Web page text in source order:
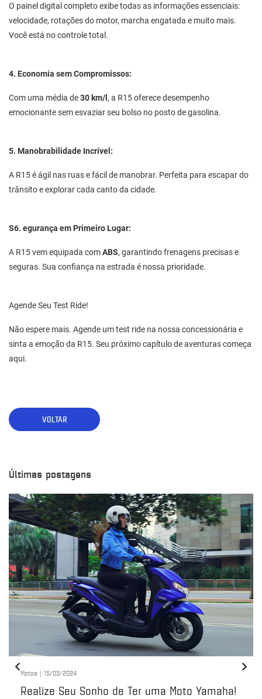
O painel digital completo exibe todas as informações essenciais:
velocidade, rotações do motor, marcha engatada e muito mais.
Você está no controle total.
4. Economia sem Compromissos:
Com uma média de30 km/l , a R15 oferece desempenho
emocionante sem esvaziar seu bolso no posto de gasolina.
5. Manobrabilidade Incrível:
A R15 é ágil nas ruas e fácil de manobrar. Perfeita para escapar do
trânsito e explorar cada canto da cidade.
S6. egurança em Primeiro Lugar:
A R15 vem equipada comABS, garantindo frenagens precisas e
seguras. Sua confiança na estrada é nossa prioridade.
Agende Seu Test Ride!
Não espere mais. Agende um test ride na nossa concessionária e
sinta a emoção da R15. Seu próximo capítulo de aventuras começa
aqui.
VOLTAR
Últimas postagens
Motos | 15/03/2024
Realize Seu Sonho de Ter uma Moto Yamaha!